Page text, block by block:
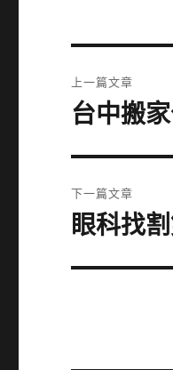
章
上一篇文章
上
篇
章:
台中搬
下一篇文章
下
篇
眼科找